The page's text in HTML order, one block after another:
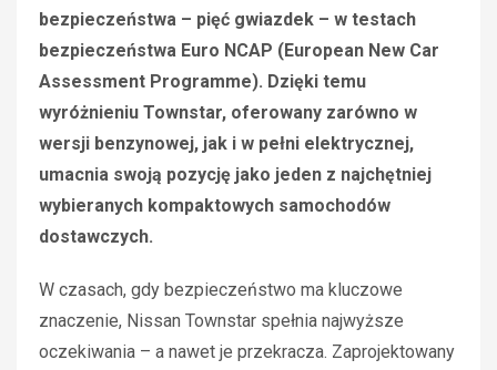
bezpieczeństwa – pięć gwiazdek – w testach
bezpieczeństwa Euro NCAP (European New Car
Assessment Programme). Dzięki temu
wyróżnieniu Townstar, oferowany zarówno w
wersji benzynowej, jak i w pełni elektrycznej,
umacnia swoją pozycję jako jeden z najchętniej
wybieranych kompaktowych samochodów
dostawczych.
W czasach, gdy bezpieczeństwo ma kluczowe
znaczenie, Nissan Townstar spełnia najwyższe
oczekiwania – a nawet je przekracza. Zaprojektowany